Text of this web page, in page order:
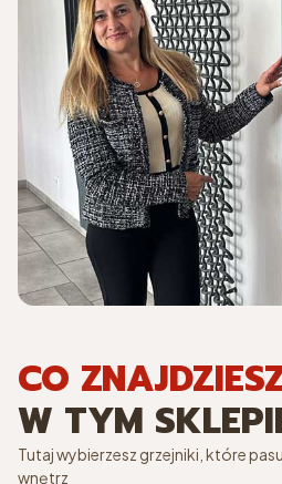
CO
W TYM
Tutaj wybierzesz grzejniki, które
wnętrz